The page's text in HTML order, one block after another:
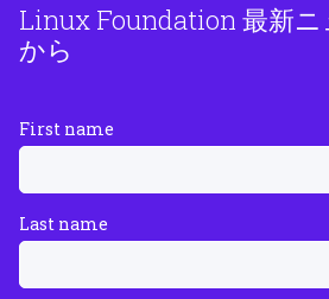
Linux Foundation 最新ニ
から
First name
Last name